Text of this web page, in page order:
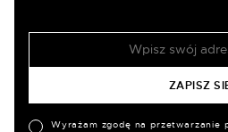
Wyrażam zgodę na przetwarzanie